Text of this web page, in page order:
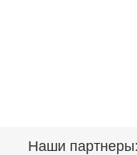
Наши партнеры: